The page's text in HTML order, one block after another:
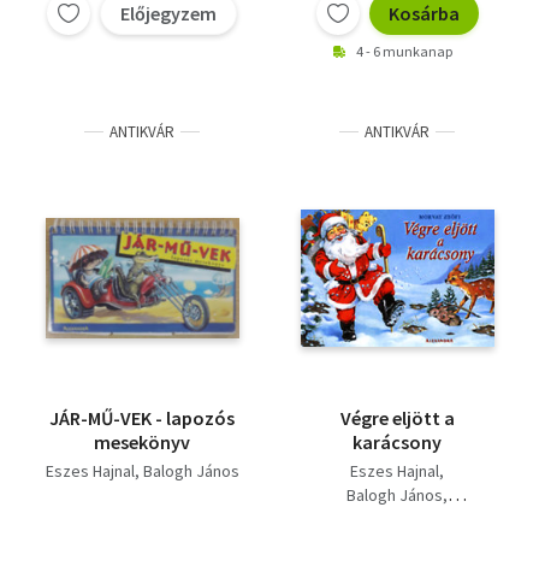
Előjegyzem Kosárba
4 - 6 munkanap
ANTIKVÁR
JÁR-MŰ-VEK - lapozós
mesekönyv
Eszes Hajnal Balogh János
ANTIKVÁR
Végre eljött a
karácsony
Eszes Hajnal
Balogh János